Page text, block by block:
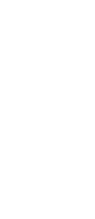
un caractère
activités relevant
NAF.
« site »
qui va opposer
dans cette affaire.
la